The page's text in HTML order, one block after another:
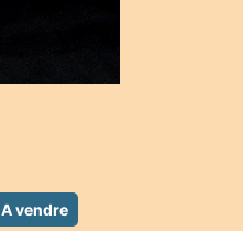
A vendre